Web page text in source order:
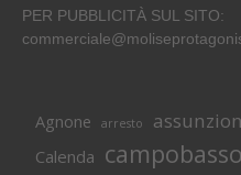
PER PUBBLICITÀ SUL SITO:
Agnone arresto
Calenda campobasso